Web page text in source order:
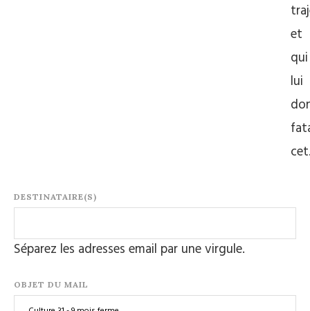
et
qui
lui
DESTINATAIRE(S)
Séparez les adresses email par une virgule.
OBJET DU MAIL